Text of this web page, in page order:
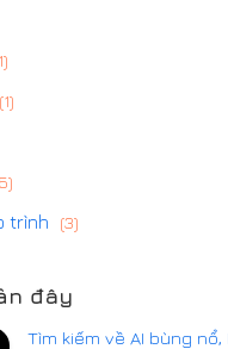
(1)
trình (3)
đây
Tìm kiếm về AI bùng